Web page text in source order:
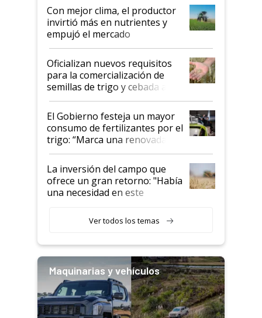
Con mejor clima, el productor
invirtió más en nutrientes y
empujó el mercado
Oficializan nuevos requisitos
para la comercialización de
semillas de trigo y cebada a
granel
El Gobierno festeja un mayor
consumo de fertilizantes por el
trigo: “Marca una renovada
confianza de los productores”
La inversión del campo que
ofrece un gran retorno: "Había
una necesidad en este
Ver todos los temas
Maquinarias y vehículos